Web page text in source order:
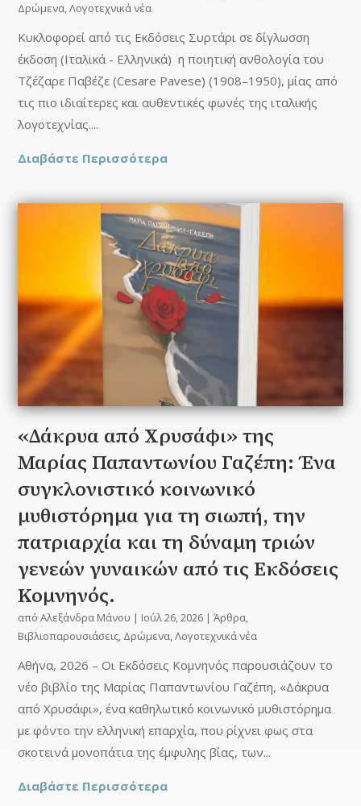
Δρώμενα,Λογοτεχνικά νέα
Κυκλοφορεί από τις Εκδόσεις Συρτάρι σε δίγλωσση
έκδοση (Ιταλικά - Ελληνικά) η ποιητική ανθολογία του
Τζέζαρε Παβέζε (Cesare Pavese) (1908–1950), μίας από
τις πιο ιδιαίτερες και αυθεντικές φωνές της ιταλικής
λογοτεχνίας....
Διαβάστε Περισσότερα
«Δάκρυα από Χρυσάφι» της
Μαρίας Παπαντωνίου Γαζέπη: Ένα
συγκλονιστικό κοινωνικό
μυθιστόρημα για τη σιωπή, την
πατριαρχία και τη δύναμη τριών
γενεών γυναικών από τις Εκδόσεις
Κομνηνός.
απόΑλεξάνδρα Μάνου | Ιούλ 26, 2026 |Άρθρα,
Βιβλιοπαρουσιάσεις, Δρώμενα,Λογοτεχνικά νέα
Αθήνα, 2026 – Οι Εκδόσεις Κομνηνός παρουσιάζουν το
νέο βιβλίο της Μαρίας Παπαντωνίου Γαζέπη, «Δάκρυα
από Χρυσάφι», ένα καθηλωτικό κοινωνικό μυθιστόρημα
με φόντο την ελληνική επαρχία, που ρίχνει φως στα
σκοτεινά μονοπάτια της έμφυλης βίας, των...
Διαβάστε Περισσότερα